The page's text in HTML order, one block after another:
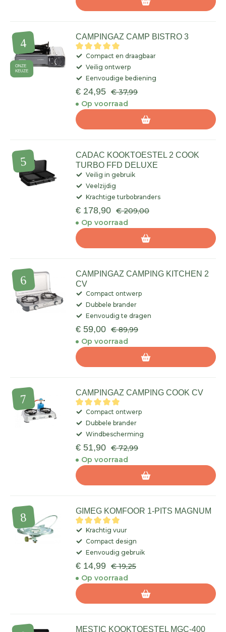
ONZE
KEUZE
CAMPINGAZ CAMP BISTRO 3
Compact en draagbaar
Veilig ontwerp
Eenvoudige bediening
€ 24,95 € 37,99
Op voorraad
CADAC KOOKTOESTEL 2 COOK
TURBO FFD DELUXE
Veilig in gebruik
Veelzijdig
Krachtige turbobranders
€ 178,90 € 209,00
Op voorraad
CAMPINGAZ CAMPING KITCHEN 2
CV
Compact ontwerp
Dubbele brander
Eenvoudig te dragen
€ 59,00 € 89,99
Op voorraad
CAMPINGAZ CAMPING COOK CV
Compact ontwerp
Dubbele brander
Windbescherming
€ 51,90 € 72,99
Op voorraad
GIMEG KOMFOOR 1-PITS MAGNUM
Krachtig vuur
Compact design
Eenvoudig gebruik
€ 14,99 € 19,25
Op voorraad
MESTIC KOOKTOESTEL MGC-400